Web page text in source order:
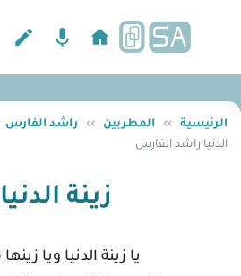
الرئيسية ›› المطربين ›› راشد الفارس
الدنيا راشد الفارس
زينة الدنيا
يا زينة الدنيا ويا